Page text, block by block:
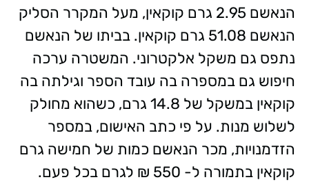
הנאשם 2.95 גרם קוקאין, מעל המקרר הסליק
הנאשם 51.08 גרם קוקאין. בביתו של הנאשם
נתפס גם משקל אלקטרוני. המשטרה ערכה
חיפוש גם במספרה בה עובד הספר וגילתה בה
קוקאין במשקל של 14.8 גרם, כשהוא מחולק
לשלוש מנות. על פי כתב האישום, במספר
הזדמנויות, מכר הנאשם כמות של חמישה גרם
קוקאין בתמורה ל- 550 ₪ לגרם בכל פעם.